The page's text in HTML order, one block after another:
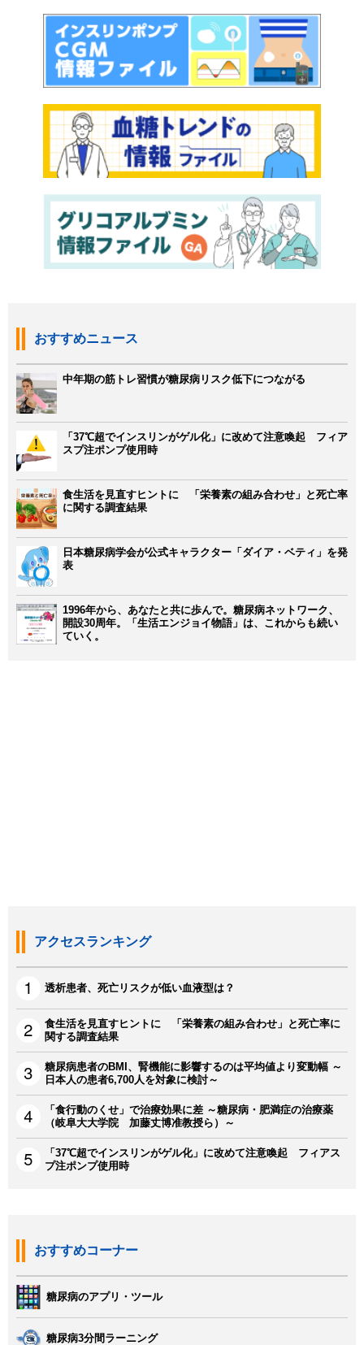
おすすめニュース
中年期の筋トレ習慣が糖尿病リスク低下につながる
「37℃超でインスリンがゲル化」に改めて注意喚起 フィア
スプ注ポンプ使用時
食生活を見直すヒントに 「栄養素の組み合わせ」と死亡率
に関する調査結果
日本糖尿病学会が公式キャラクター「ダイア・ベティ」を発
表
1996年から、あなたと共に歩んで。糖尿病ネットワーク、
開設30周年。「生活エンジョイ物語」は、これからも続い
ていく。
アクセスランキング
透析患者、死亡リスクが低い血液型は？
食生活を見直すヒントに 「栄養素の組み合わせ」と死亡率に
関する調査結果
糖尿病患者のBMI、腎機能に影響するのは平均値より変動幅 ～
日本人の患者6,700人を対象に検討～
「食行動のくせ」で治療効果に差 ～糖尿病・肥満症の治療薬
（岐阜大大学院 加藤丈博准教授ら）～
「37℃超でインスリンがゲル化」に改めて注意喚起 フィアス
プ注ポンプ使用時
おすすめコーナー
糖尿病のアプリ・ツール
糖尿病3分間ラーニング